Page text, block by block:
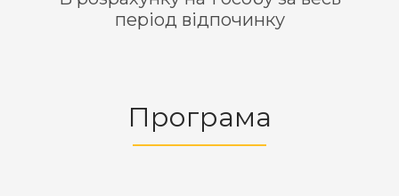
період відпочинку
Програма